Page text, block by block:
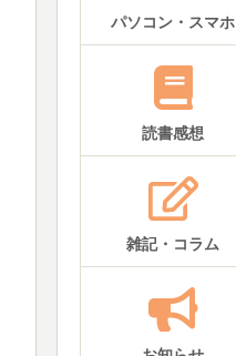
パソコン・スマホ
読書感想
雑記・コラム